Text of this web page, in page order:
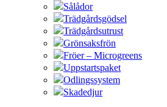
Sålådor
Trädgårdsgödsel
Trädgårdsutrust
Grönsaksfrön
Fröer – Microgreens
Uppstartspaket
Odlingssystem
Skadedjur